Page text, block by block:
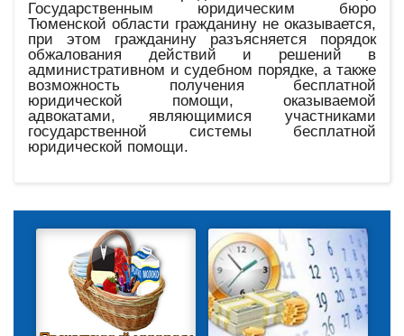
Государственным юридическим бюро
Тюменской области гражданину не оказывается,
при этом гражданину разъясняется порядок
обжалования действий и решений в
административном и судебном порядке, а также
возможность получения бесплатной
юридической помощи, оказываемой
адвокатами, являющимися участниками
государственной системы бесплатной
юридической помощи.